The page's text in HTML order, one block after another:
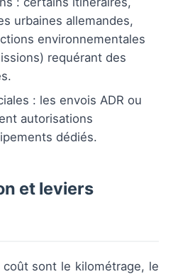
urbaines allemandes,
environnementales
requérant des
: les envois ADR ou
autorisations
dédiés.
et leviers
sont le kilométrage, le